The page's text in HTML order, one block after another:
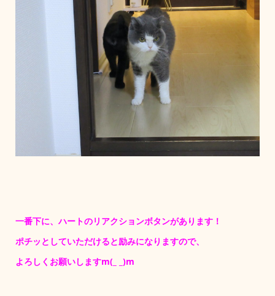
一番下に、ハートのリアクションボタンがあります！
ポチッとしていただけると励みになりますので、
よろしくお願いしますm(_ _)m